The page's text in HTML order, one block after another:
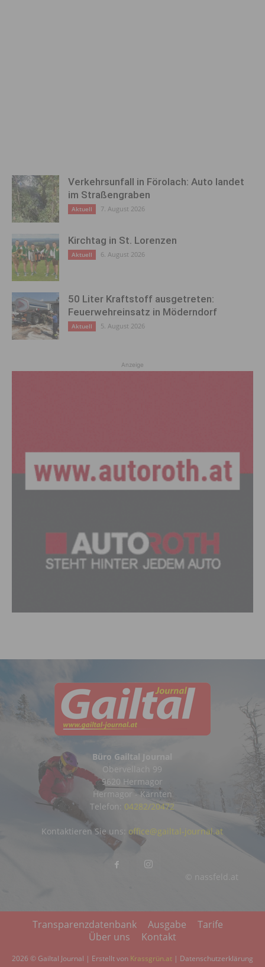
Verkehrsunfall in Förolach: Auto landet
im Straßengraben
Aktuell 7. August 2026
Kirchtag in St. Lorenzen
Aktuell 6. August 2026
50 Liter Kraftstoff ausgetreten:
Feuerwehreinsatz in Möderndorf
Aktuell 5. August 2026
Anzeige
Büro Gailtal Journal
Obervellach 99
9620 Hermagor
Hermagor - Kärnten
Telefon: 04282/20472
© nassfeld.at
Kontaktieren Sie uns: office@gailtal-journal.at
Transparenzdatenbank Ausgabe
Tarife
Über uns
Kontakt
2026 © Gailtal Journal | Erstellt von Krassgrün.at | Datenschutzerklärung